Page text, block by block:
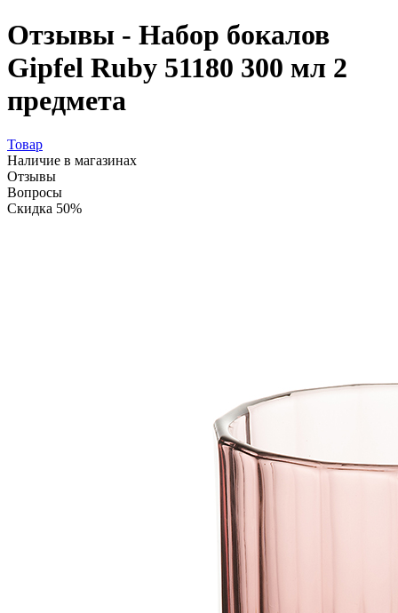
Отзывы - Набор бокалов
Gipfel Ruby 51180 300 мл 2
предмета
Товар
Наличие в магазинах
Отзывы
Вопросы
Скидка 50%